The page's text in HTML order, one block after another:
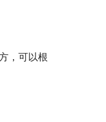
，可以根